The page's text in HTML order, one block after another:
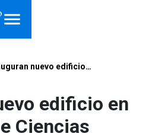
nuevo edificio…
edificio en
Ciencias